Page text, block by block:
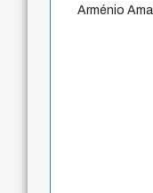
Arménio